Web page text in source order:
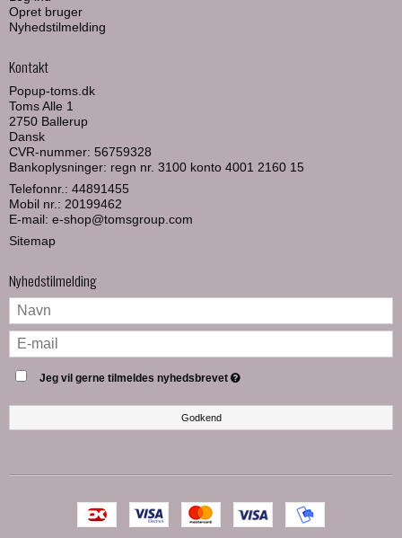
Opret bruger
Nyhedstilmelding
Kontakt
Popup-toms.dk
Toms Alle 1
2750 Ballerup
Dansk
CVR-nummer: 56759328
Bankoplysninger: regn nr. 3100 konto 4001 2160 15
Telefonnr.: 44891455
Mobil nr.: 20199462
E-mail: e-shop@tomsgroup.com
Sitemap
Nyhedstilmelding
Jeg vil gerne tilmeldes nyhedsbrevet
Godkend